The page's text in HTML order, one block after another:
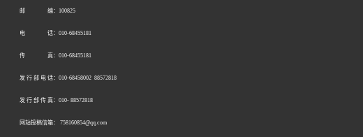
邮 编：100825
电 话：010-68455181
传 真：010-68455181
发 行 部 电 话：010-68458002 88572818
发 行 部 传 真：010- 88572818
网站投稿信箱： 758160854@qq.com